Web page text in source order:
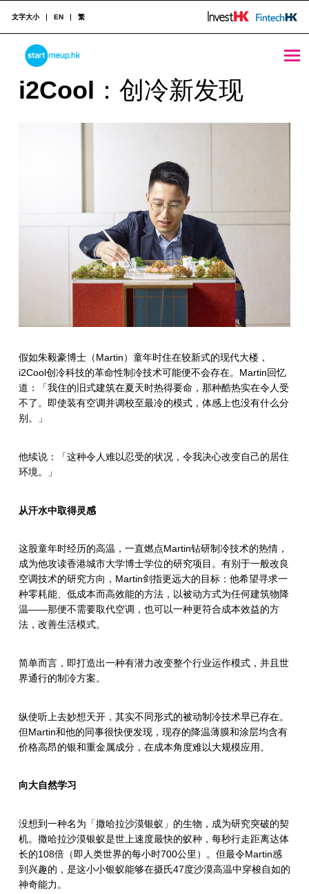
STARTMEUPHK
文字大小 EN 繁
i
i2Cool ：创冷新发现
假如朱毅豪博士（Martin）童年时住在较新式的现代大楼，
i2Cool创冷科技的革命性制冷技术可能便不会存在。 Martin回忆
道：「我住的旧式建筑在夏天时热得要命，那种酷热实在令人受
不了。即使装有空调并调校至最冷的模式，体感上也没有什么分
别。」
他续说：「这种令人难以忍受的状况，令我决心改变自己的居住
环境。」
从汗水中取得灵感
这股童年时经历的高温，一直燃点Martin钻研制冷技术的热情，
成为他攻读香港城市大学博士学位的研究项目。有别于一般改良
空调技术的研究方向， Martin剑指更远大的目标：他希望寻求一
种零耗能、低成本而高效能的方法，以被动方式为任何建筑物降
温——那便不需要取代空调，也可以一种更符合成本效益的方
法，改善生活模式。
简单而言，即打造出一种有潜力改变整个行业运作模式，并且世
界通行的制冷方案。
纵使听上去妙想天开，其实不同形式的被动制冷技术早已存在。
但Martin和他的同事很快便发现，现存的降温薄膜和涂层均含有
价格高昂的银和重金属成分，在成本角度难以大规模应用。
向大自然学习
没想到一种名为「撒哈拉沙漠银蚁」的生物，成为研究突破的契
机。撒哈拉沙漠银蚁是世上速度最快的蚁种，每秒行走距离达体
长的108倍（即人类世界的每小时700公里）。但最令Martin感
到兴趣的，是这小小银蚁能够在摄氏47度沙漠高温中穿梭自如的
神奇能力。